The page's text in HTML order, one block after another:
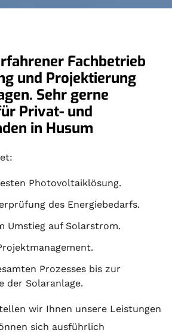
Fachbetrieb
und Projektierung
Sehr gerne
Privat- und
in Husum
Photovoltaiklösung.
des Energiebedarfs.
Umstieg auf Solarstrom.
Prozesses bis zur
der Solaranlage.
wir Ihnen unsere Leistungen
sich ausführlich